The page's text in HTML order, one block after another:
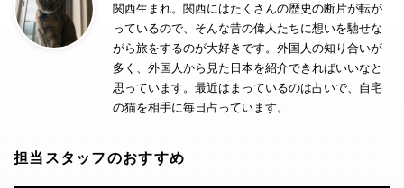
関西生まれ。関西にはたくさんの歴史の断片が転が
っているので、そんな昔の偉人たちに想いを馳せな
がら旅をするのが大好きです。外国人の知り合いが
多く、外国人から見た日本を紹介できればいいなと
思っています。最近はまっているのは占いで、自宅
の猫を相手に毎日占っています。
担当スタッフのおすすめ